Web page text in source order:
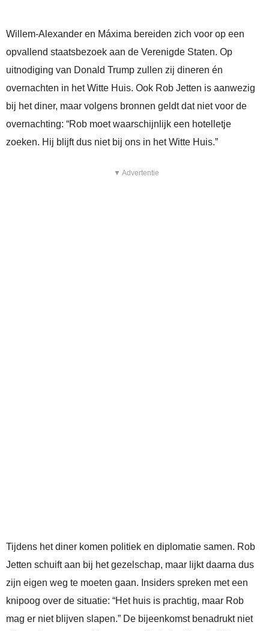
Willem-Alexander en Máxima bereiden zich voor op een
opvallend staatsbezoek aan de Verenigde Staten. Op
uitnodiging van Donald Trump zullen zij dineren én
overnachten in het Witte Huis. Ook Rob Jetten is aanwezig
bij het diner, maar volgens bronnen geldt dat niet voor de
overnachting: “Rob moet waarschijnlijk een hotelletje
zoeken. Hij blijft dus niet bij ons in het Witte Huis.”
▼ Advertentie
Tijdens het diner komen politiek en diplomatie samen. Rob
Jetten schuift aan bij het gezelschap, maar lijkt daarna dus
zijn eigen weg te moeten gaan. Insiders spreken met een
knipoog over de situatie: “Het huis is prachtig, maar Rob
mag er niet blijven slapen.” De bijeenkomst benadrukt niet